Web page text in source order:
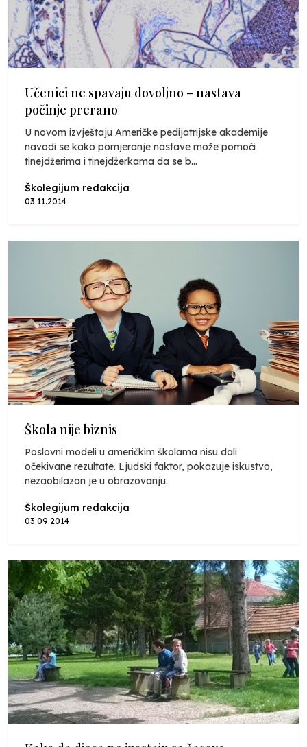
Učenici ne spavaju dovoljno – nastava
počinje prerano
U novom izvještaju Američke pedijatrijske akademije
navodi se kako pomjeranje nastave može pomoći
tinejdžerima i tinejdžerkama da se b...
Školegijum redakcija
03.11.2014
Škola nije biznis
Poslovni modeli u američkim školama nisu dali
očekivane rezultate. Ljudski faktor, pokazuje iskustvo,
nezaobilazan je u obrazovanju.
Školegijum redakcija
03.09.2014